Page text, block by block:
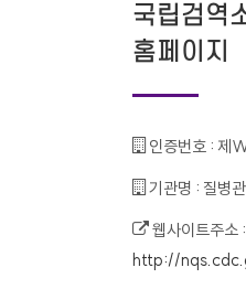
국립검역
홈페이지
인증번호 : 제
기관명 : 질병
웹사이트주소 :
http://